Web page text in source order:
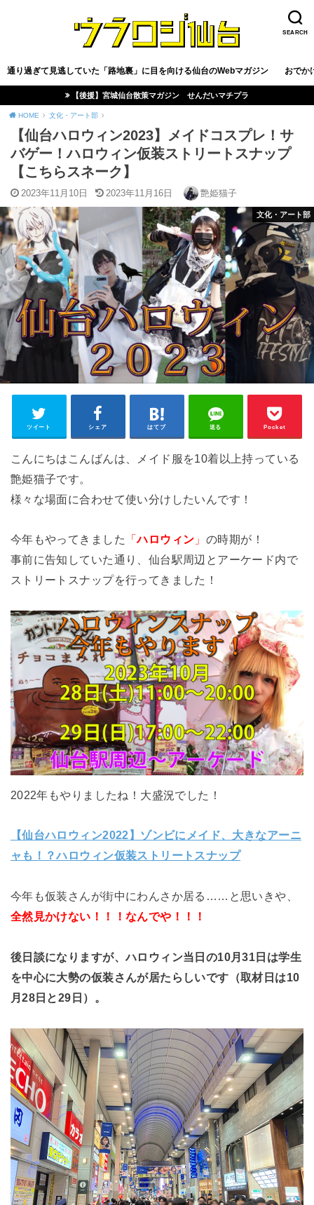
SEARCH
通り過ぎて見逃していた「路地裏」に目を向ける仙台のWebマガジン おでか
【後援】宮城仙台散策マガジン せんだいマチプラ
HOME 文化・アート部
【仙台ハロウィン2023】メイドコスプレ！サ
バゲー！ハロウィン仮装ストリートスナップ
【こちらスネーク】
2023年11月10日 2023年11月16日 艶姫猫子
文化・アート部
ツイート シェア はてブ 送る Pocket
こんにちはこんばんは、メイド服を10着以上持っている
艶姫猫子です。
様々な場面に合わせて使い分けしたいんです！
今年もやってきました 「ハロウィン 」 の時期が！
事前に告知していた通り、仙台駅周辺とアーケード内で
ストリートスナップを行ってきました！
2022年もやりましたね！大盛況でした！
【仙台ハロウィン2022】ゾンビにメイド、大きなアーニ
ャも！？ハロウィン仮装ストリートスナップ
今年も仮装さんが街中にわんさか居る……と思いきや、
全然見かけない！！！なんでや！！！
後日談になりますが、ハロウィン当日の10月31日は学生
を中心に大勢の仮装さんが居たらしいです（取材日は10
月28日と29日）。